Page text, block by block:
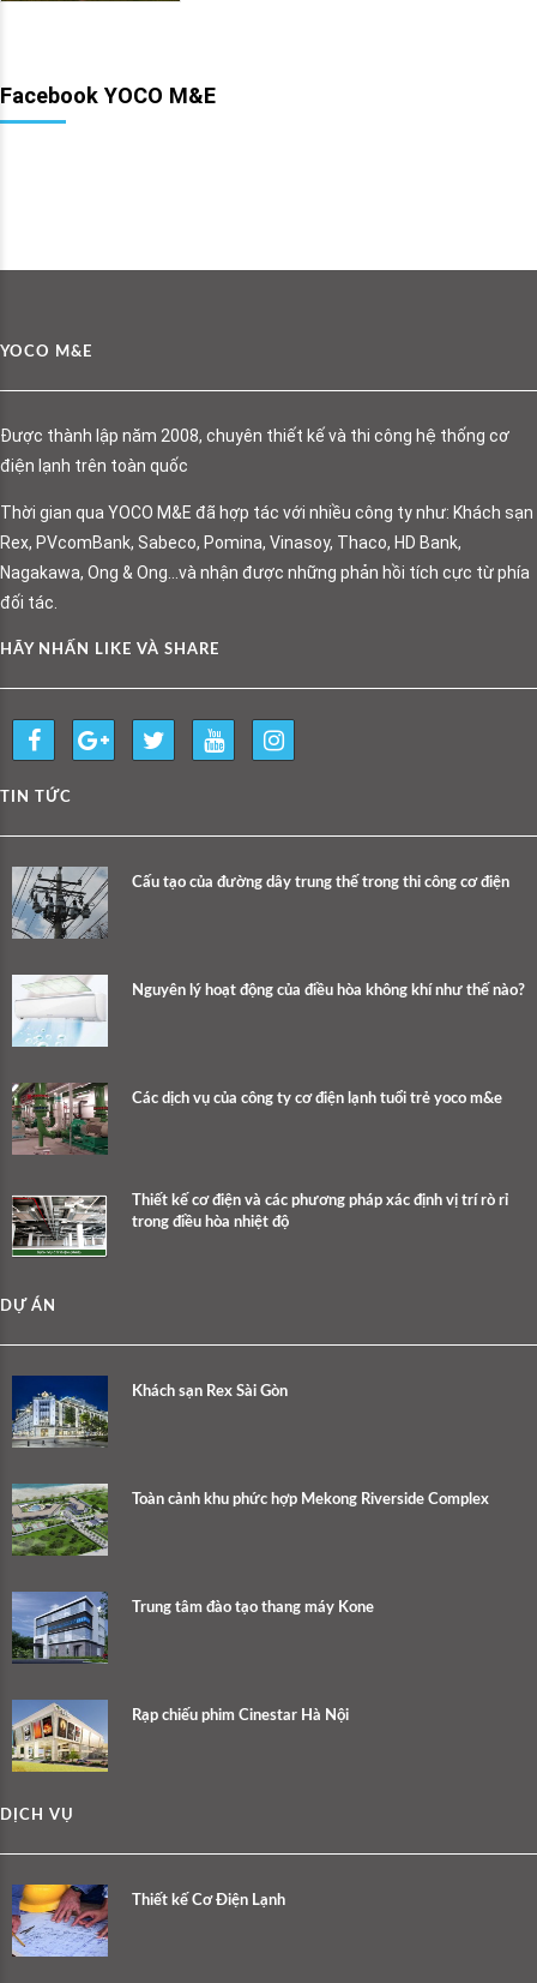
Facebook YOCO M&E
YOCO M&E
Được thành lập năm 2008, chuyên thiết kế và thi công hệ thống cơ
điện lạnh trên toàn quốc
Thời gian qua YOCO M&E đã hợp tác với nhiều công ty như: Khách sạn
Rex, PVcomBank, Sabeco, Pomina, Vinasoy, Thaco, HD Bank,
Nagakawa, Ong & Ong…và nhận được những phản hồi tích cực từ phía
đối tác.
HÃY NHẤN LIKE VÀ SHARE
TIN TỨC
Cấu tạo của đường dây trung thế trong thi công cơ điện
Nguyên lý hoạt động của điều hòa không khí như thế nào?
Các dịch vụ của công ty cơ điện lạnh tuổi trẻ yoco m&e
Thiết kế cơ điện và các phương pháp xác định vị trí rò rỉ
trong điều hòa nhiệt độ
DỰ ÁN
Khách sạn Rex Sài Gòn
Toàn cảnh khu phức hợp Mekong Riverside Complex
Trung tâm đào tạo thang máy Kone
Rạp chiếu phim Cinestar Hà Nội
DỊCH VỤ
Thiết kế Cơ Điện Lạnh